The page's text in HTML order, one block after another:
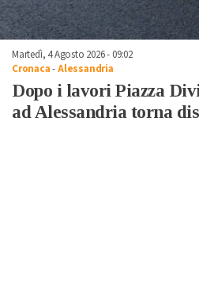
Martedì, 4 Agosto 2026 - 09:02
Cronaca-Alessandria
Dopo i lavori Piazza
ad Alessandria torna